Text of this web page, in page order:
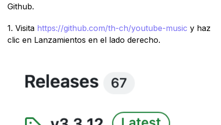
Github.
1. Visita https://github.com/th-ch/youtube-music y haz
clic en Lanzamientos en el lado derecho.